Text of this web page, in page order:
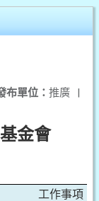
布單位： 推廣 |
金會
工作事項